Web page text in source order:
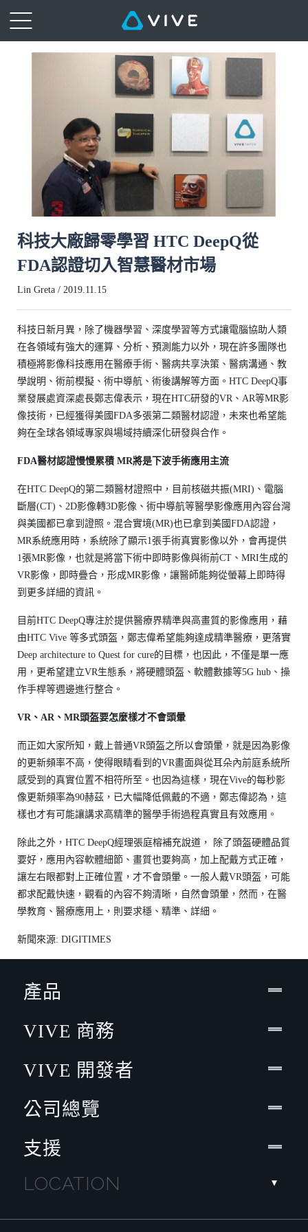
科技大廠歸零學習 HTC DeepQ從
FDA認證切入智慧醫材市場
Lin Greta / 2019.11.15
科技日新月異，除了機器學習、深度學習等方式讓電腦協助人類
在各領域有強大的運算、分析、預測能力以外，現在許多團隊也
積極將影像科技應用在醫療手術、醫病共享決策、醫病溝通、教
學說明、術前模擬、術中導航、術後講解等方面。HTC DeepQ事
業發展處資深處長鄭志偉表示，現在HTC研發的VR、AR等MR影
像技術，已經獲得美國FDA多張第二類醫材認證，未來也希望能
夠在全球各領域專家與場域持續深化研發與合作。
FDA醫材認證慢慢累積 MR將是下波手術應用主流
在HTC DeepQ的第二類醫材證照中，目前核磁共振(MRI)、電腦
斷層(CT)、2D影像轉3D影像、術中導航等醫學影像應用內容台灣
與美國都已拿到證照。混合實境(MR)也已拿到美國FDA認證，
MR系統應用時，系統除了顯示1張手術真實影像以外，會再提供
1張MR影像，也就是將當下術中即時影像與術前CT、MRI生成的
VR影像，即時疊合，形成MR影像，讓醫師能夠從螢幕上即時得
到更多詳細的資訊。
目前HTC DeepQ專注於提供醫療界精準與高畫質的影像應用，藉
由HTC Vive 等多式頭盔，鄭志偉希望能夠達成精準醫療，更落實
Deep architecture to Quest for cure的目標，也因此，不僅是單一應
用，更希望建立VR生態系，將硬體頭盔、軟體數據等5G hub、操
作手桿等週邊進行整合。
VR、AR、MR頭盔要怎麼樣才不會頭暈
而正如大家所知，戴上普通VR頭盔之所以會頭暈，就是因為影像
的更新頻率不高，使得眼睛看到的VR畫面與從耳朵內前庭系統所
感受到的真實位置不相符所至。也因為這樣，現在Vive的每秒影
像更新頻率為90赫茲，已大幅降低佩戴的不適，鄭志偉認為，這
樣也才有可能讓講求高精準的醫學手術過程真實且有效應用。
除此之外，HTC DeepQ經理張庭榕補充說道， 除了頭盔硬體品質
要好，應用內容軟體細節、畫質也要夠高，加上配戴方式正確，
讓左右眼都對上正確位置，才不會頭暈。一般人戴VR頭盔，可能
都求配戴快速，觀看的內容不夠清晰，自然會頭暈，然而，在醫
學教育、醫療應用上，則要求穩、精準、詳細。
新聞來源: DIGITIMES
產品
VIVE 商務
VIVE 開發者
公司總覽
支援
LOCATION